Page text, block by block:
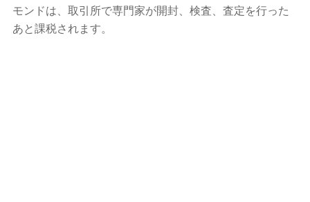
モンドは、取引所で専門家が開封、検査、査定を行った
あと課税されます。